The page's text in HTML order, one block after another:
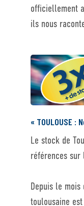
officiellement
ils nous
« TOULOUSE
Le stock de
références
Depuis le
toulousaine